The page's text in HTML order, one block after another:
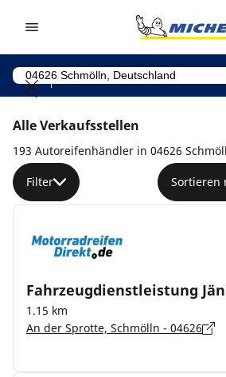
Alle Verkaufsstellen
193 Autoreifenhändler in 04626
Filter Sortieren
Fahrzeugdienstleistung
1.15 km
An der Sprotte, Schmölln - 04626